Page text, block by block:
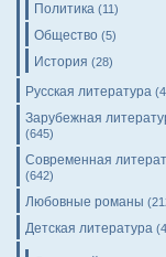
Политика (11)
Общество (5)
История (28)
Русская литература
Зарубежная
(645)
Современная
(642)
Любовные романы
Детская литература